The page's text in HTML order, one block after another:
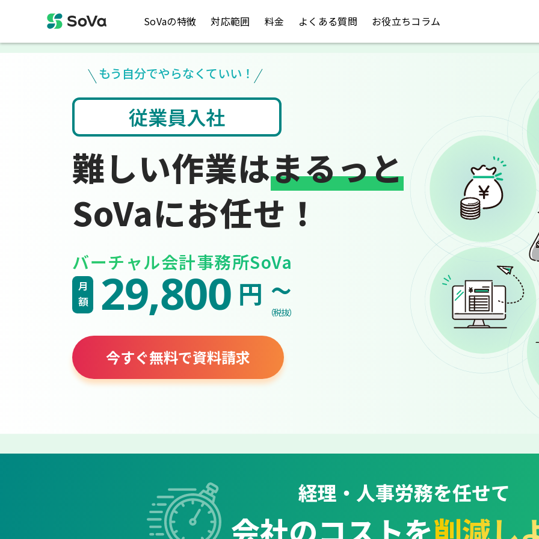
SoVaの特徴 対応範囲 料金 よくある質問 お役立ちコラム
もう自分でやらなくていい！
会計ソフト入力
難しい作業はまるっと
SoVaにお任せ！
バーチャル会計事務所SoVa
月額 29,800 円 ~
（税抜）
今すぐ無料で資料請求
経理・人事労務を任せて
会社のコストを削減し